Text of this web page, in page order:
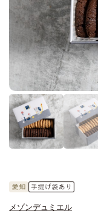
メゾンデュミエル